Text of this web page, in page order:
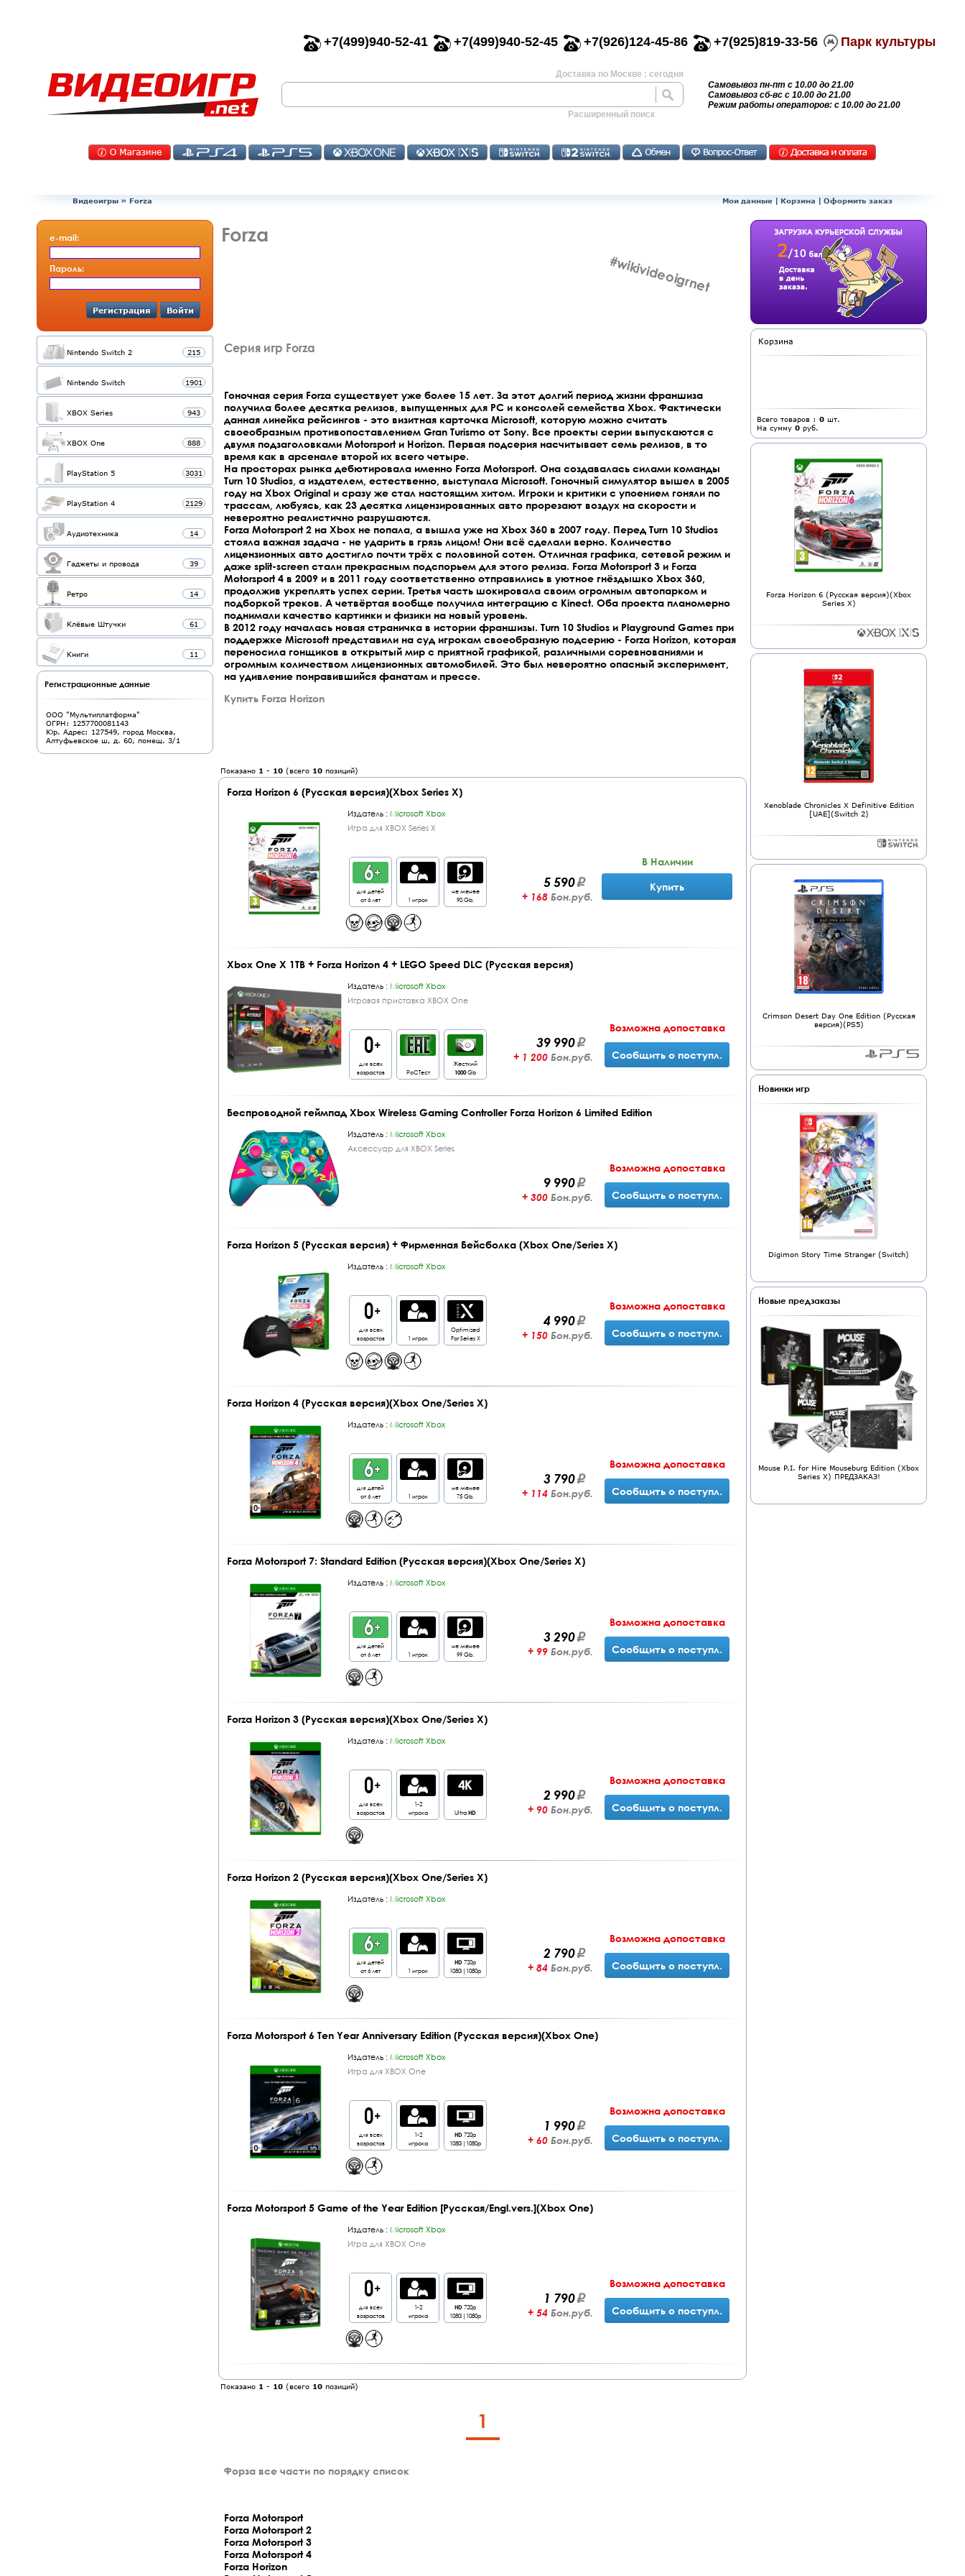
+7(499)940-52-41 +7(499)940-52-45 +7(926)124-45-86 +7(925)819-33-56 Парк культуры
Доставка по Москве : сегодня
Расширенный поиск
Самовывоз пн-пт с 10.00 до 21.00
Самовывоз сб-вс с 10.00 до 21.00
Режим работы операторов: с 10.00 до 21.00
Видеоигры » Forza Мои данные | Корзина | Оформить заказ
e-mail:
Пароль:
Регистрация Войти
Nintendo Switch 2 215
Nintendo Switch 1901
XBOX Series 943
XBOX One 888
PlayStation 5 3031
PlayStation 4 2129
Аудиотехника 14
Гаджеты и провода 39
Ретро 14
Клёвые Штучки 61
Книги 11
Регистрационные данные
ООО "Мультиплатформа"
ОГРН: 1257700081143
Юр. Адрес: 127549, город Москва,
Алтуфьевское ш, д. 60, помещ. 3/1
Forza
#wikivideoigrnet
Серия игр Forza
Гоночная серия Forza существует уже более 15 лет. За этот долгий период жизни франшиза
получила более десятка релизов, выпущенных для PC и консолей семейства Xbox. Фактически
данная линейка рейсингов - это визитная карточка Microsoft, которую можно считать
своеобразным противопоставлением Gran Turismo от Sony. Все проекты серии выпускаются с
двумя подзаголовками Motorsport и Horizon. Первая подсерия насчитывает семь релизов, в то
время как в арсенале второй их всего четыре.
На просторах рынка дебютировала именно Forza Motorsport. Она создавалась силами команды
Turn 10 Studios, а издателем, естественно, выступала Microsoft. Гоночный симулятор вышел в 2005
году на Xbox Original и сразу же стал настоящим хитом. Игроки и критики с упоением гоняли по
трассам, любуясь, как 23 десятка лицензированных авто прорезают воздух на скорости и
невероятно реалистично разрушаются.
Forza Motorsport 2 на Xbox не попала, а вышла уже на Xbox 360 в 2007 году. Перед Turn 10 Studios
стояла важная задача - не ударить в грязь лицом! Они всё сделали верно. Количество
лицензионных авто достигло почти трёх с половиной сотен. Отличная графика, сетевой режим и
даже split-screen стали прекрасным подспорьем для этого релиза. Forza Motorsport 3 и Forza
Motorsport 4 в 2009 и в 2011 году соответственно отправились в уютное гнёздышко Xbox 360,
продолжив укреплять успех серии. Третья часть шокировала своим огромным автопарком и
подборкой треков. А четвёртая вообще получила интеграцию с Kinect. Оба проекта планомерно
поднимали качество картинки и физики на новый уровень.
В 2012 году началась новая страничка в истории франшизы. Turn 10 Studios и Playground Games при
поддержке Microsoft представили на суд игрокам своеобразную подсерию - Forza Horizon, которая
переносила гонщиков в открытый мир с приятной графикой, различными соревнованиями и
огромным количеством лицензионных автомобилей. Это был невероятно опасный эксперимент,
на удивление понравившийся фанатам и прессе.
Купить Forza Horizon
Показано 1 - 10 (всего 10 позиций)
Forza Horizon 6 (Русская версия)(Xbox Series X)
Издатель :Microsoft Xbox
Игра для XBOX Series X
для детей
от 6 лет
1 игрок
не менее
90 Gb.
5 590
+ 168 Бон.руб.
В Наличии
Купить
Xbox One X 1TB + Forza Horizon 4 + LEGO Speed DLC (Русская версия)
Издатель :Microsoft Xbox
Игровая приставка XBOX One
для всех
возрастов
РоСТест
Жесткий
1000Gb
39 990
+ 1 200 Бон.руб.
Возможна допоставка
Сообщить о поступл.
Беспроводной геймпад Xbox Wireless Gaming Controller Forza Horizon 6 Limited Edition
Издатель :Microsoft Xbox
Аксессуар для XBOX Series
9 990
+ 300 Бон.руб.
Возможна допоставка
Сообщить о поступл.
Forza Horizon 5 (Русская версия) + Фирменная Бейсболка (Xbox One/Series X)
Издатель :Microsoft Xbox
для всех
возрастов
1 игрок
Optimized
For Series X
4 990
+ 150 Бон.руб.
Возможна допоставка
Сообщить о поступл.
Forza Horizon 4 (Русская версия)(Xbox One/Series X)
Издатель :Microsoft Xbox
для детей
от 6 лет
1 игрок
не менее
75 Gb.
3 790
+ 114 Бон.руб.
Возможна допоставка
Сообщить о поступл.
Forza Motorsport 7: Standard Edition (Русская версия)(Xbox One/Series X)
Издатель :Microsoft Xbox
для детей
от 6 лет
1 игрок
не менее
99 Gb.
3 290
+ 99 Бон.руб.
Возможна допоставка
Сообщить о поступл.
Forza Horizon 3 (Русская версия)(Xbox One/Series X)
Издатель :Microsoft Xbox
для всех
возрастов
1-2
игрока
UltraHD
2 990
+ 90 Бон.руб.
Возможна допоставка
Сообщить о поступл.
Forza Horizon 2 (Русская версия)(Xbox One/Series X)
Издатель :Microsoft Xbox
для детей
от 6 лет
1 игрок
HD720p
1080i|1080p
2 790
+ 84 Бон.руб.
Возможна допоставка
Сообщить о поступл.
Forza Motorsport 6 Ten Year Anniversary Edition (Русская версия)(Xbox One)
Издатель :Microsoft Xbox
Игра для XBOX One
для всех
возрастов
1-2
игрока
HD720p
1080i|1080p
1 990
+ 60 Бон.руб.
Возможна допоставка
Сообщить о поступл.
Forza Motorsport 5 Game of the Year Edition [Русская/Engl.vers.](Xbox One)
Издатель :Microsoft Xbox
Игра для XBOX One
для всех
возрастов
1-2
игрока
HD720p
1080i|1080p
1 790
+ 54 Бон.руб.
Возможна допоставка
Сообщить о поступл.
Показано 1 - 10 (всего 10 позиций)
1
Форза все части по порядку список
Forza Motorsport
Forza Motorsport 2
Forza Motorsport 3
Forza Motorsport 4
Forza Horizon
Корзина
Всего товаров : 0 шт.
На сумму 0 руб.
Forza Horizon 6 (Русская версия)(Xbox
Series X)
Xenoblade Chronicles X Definitive Edition
[UAE](Switch 2)
Crimson Desert Day One Edition (Русская
версия)(PS5)
Новинки игр
Digimon Story Time Stranger (Switch)
Новые предзаказы
Mouse P.I. for Hire Mouseburg Edition (Xbox
Series X) ПРЕДЗАКАЗ!